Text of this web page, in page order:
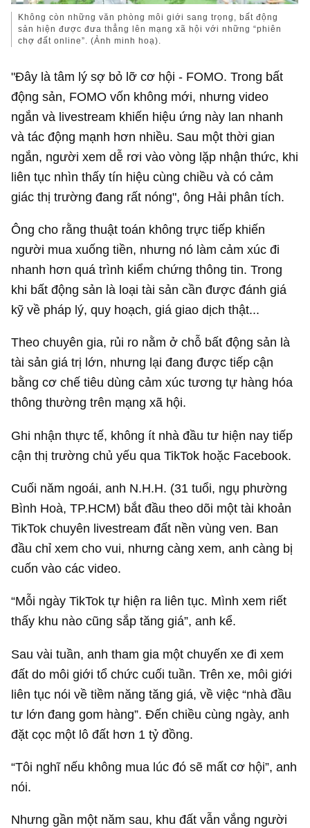
Không còn những văn phòng môi giới sang trọng, bất động
sản hiện được đưa thẳng lên mạng xã hội với những “phiên
chợ đất online”. (Ảnh minh hoạ).
"Đây là tâm lý sợ bỏ lỡ cơ hội - FOMO. Trong bất
động sản, FOMO vốn không mới, nhưng video
ngắn và livestream khiến hiệu ứng này lan nhanh
và tác động mạnh hơn nhiều. Sau một thời gian
ngắn, người xem dễ rơi vào vòng lặp nhận thức, khi
liên tục nhìn thấy tín hiệu cùng chiều và có cảm
giác thị trường đang rất nóng", ông Hải phân tích.
Ông cho rằng thuật toán không trực tiếp khiến
người mua xuống tiền, nhưng nó làm cảm xúc đi
nhanh hơn quá trình kiểm chứng thông tin. Trong
khi bất động sản là loại tài sản cần được đánh giá
kỹ về pháp lý, quy hoạch, giá giao dịch thật...
Theo chuyên gia, rủi ro nằm ở chỗ bất động sản là
tài sản giá trị lớn, nhưng lại đang được tiếp cận
bằng cơ chế tiêu dùng cảm xúc tương tự hàng hóa
thông thường trên mạng xã hội.
Ghi nhận thực tế, không ít nhà đầu tư hiện nay tiếp
cận thị trường chủ yếu qua TikTok hoặc Facebook.
Cuối năm ngoái, anh N.H.H. (31 tuổi, ngụ phường
Bình Hoà, TP.HCM) bắt đầu theo dõi một tài khoản
TikTok chuyên livestream đất nền vùng ven. Ban
đầu chỉ xem cho vui, nhưng càng xem, anh càng bị
cuốn vào các video.
“Mỗi ngày TikTok tự hiện ra liên tục. Mình xem riết
thấy khu nào cũng sắp tăng giá”, anh kể.
Sau vài tuần, anh tham gia một chuyến xe đi xem
đất do môi giới tổ chức cuối tuần. Trên xe, môi giới
liên tục nói về tiềm năng tăng giá, về việc “nhà đầu
tư lớn đang gom hàng”. Đến chiều cùng ngày, anh
đặt cọc một lô đất hơn 1 tỷ đồng.
“Tôi nghĩ nếu không mua lúc đó sẽ mất cơ hội”, anh
nói.
Nhưng gần một năm sau, khu đất vẫn vắng người